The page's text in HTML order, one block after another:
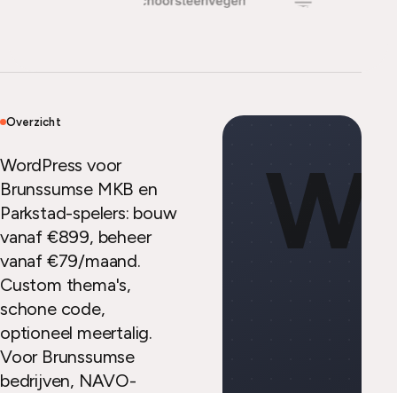
Overzicht
WordPress voor
Brunssumse MKB en
Parkstad-spelers: bouw
vanaf €899, beheer
vanaf €79/maand.
Custom thema's,
schone code,
optioneel meertalig.
Voor Brunssumse
bedrijven, NAVO-
W